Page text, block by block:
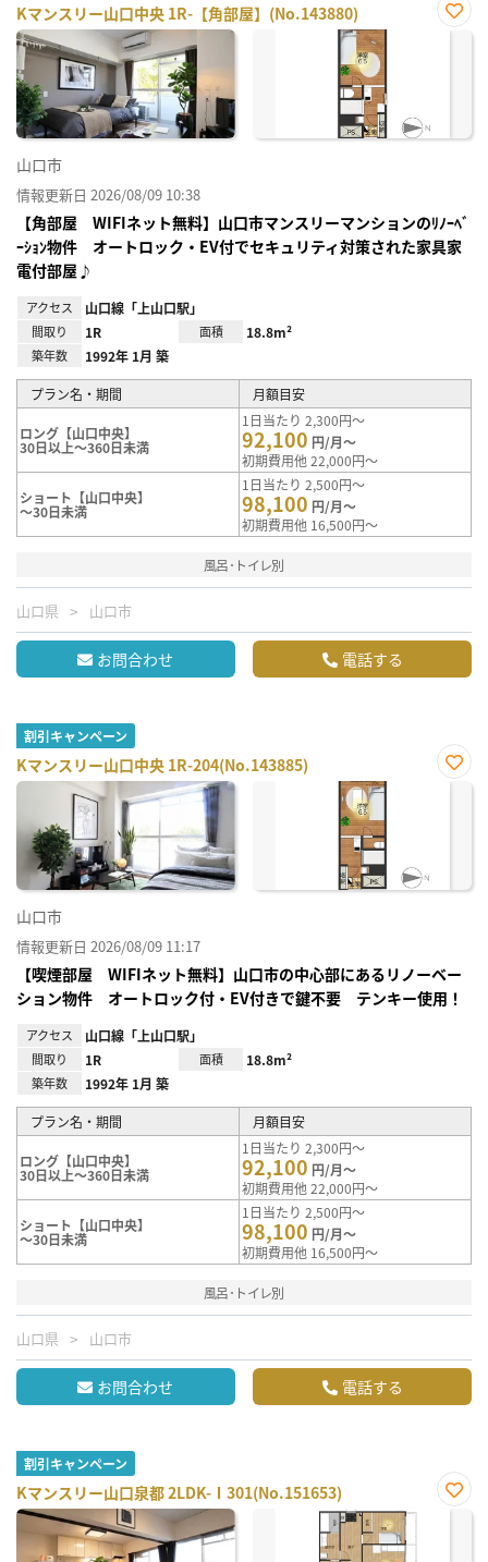
Kマンスリー山口中央 1R-【角部屋】(No.143880)
お気
山口市
情報更新日 2026/08/09 10:38
【角部屋 WIFIネット無料】山口市マンスリーマンションのﾘﾉｰﾍﾞ
ｰｼｮﾝ物件 オートロック・EV付でセキュリティ対策された家具家
電付部屋♪
アクセス 山口線「上山口駅」
間取り 1R 面積 18.8m²
築年数 1992年 1月 築
プラン名・期間 月額目安
ロング【山口中央】
30日以上～360日未満
1日当たり 2,300円～
92,100 円/月～
初期費用他 22,000円～
ショート【山口中央】
～30日未満
1日当たり 2,500円～
98,100 円/月～
初期費用他 16,500円～
風呂･トイレ別
山口県 山口市
お問合わせ 電話する
割引キャンペーン
Kマンスリー山口中央 1R-204(No.143885)
お気
山口市
情報更新日 2026/08/09 11:17
【喫煙部屋 WIFIネット無料】山口市の中心部にあるリノーベー
ション物件 オートロック付・EV付きで鍵不要 テンキー使用！
アクセス 山口線「上山口駅」
間取り 1R 面積 18.8m²
築年数 1992年 1月 築
プラン名・期間 月額目安
ロング【山口中央】
30日以上～360日未満
1日当たり 2,300円～
92,100 円/月～
初期費用他 22,000円～
ショート【山口中央】
～30日未満
1日当たり 2,500円～
98,100 円/月～
初期費用他 16,500円～
風呂･トイレ別
山口県 山口市
お問合わせ 電話する
割引キャンペーン
Kマンスリー山口泉都 2LDK-Ⅰ301(No.151653)
お気